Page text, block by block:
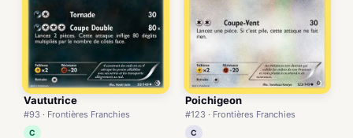
Vaututrice
#93 · Frontières Franchies
C
Poichigeon
#123 · Frontières Franchies
C